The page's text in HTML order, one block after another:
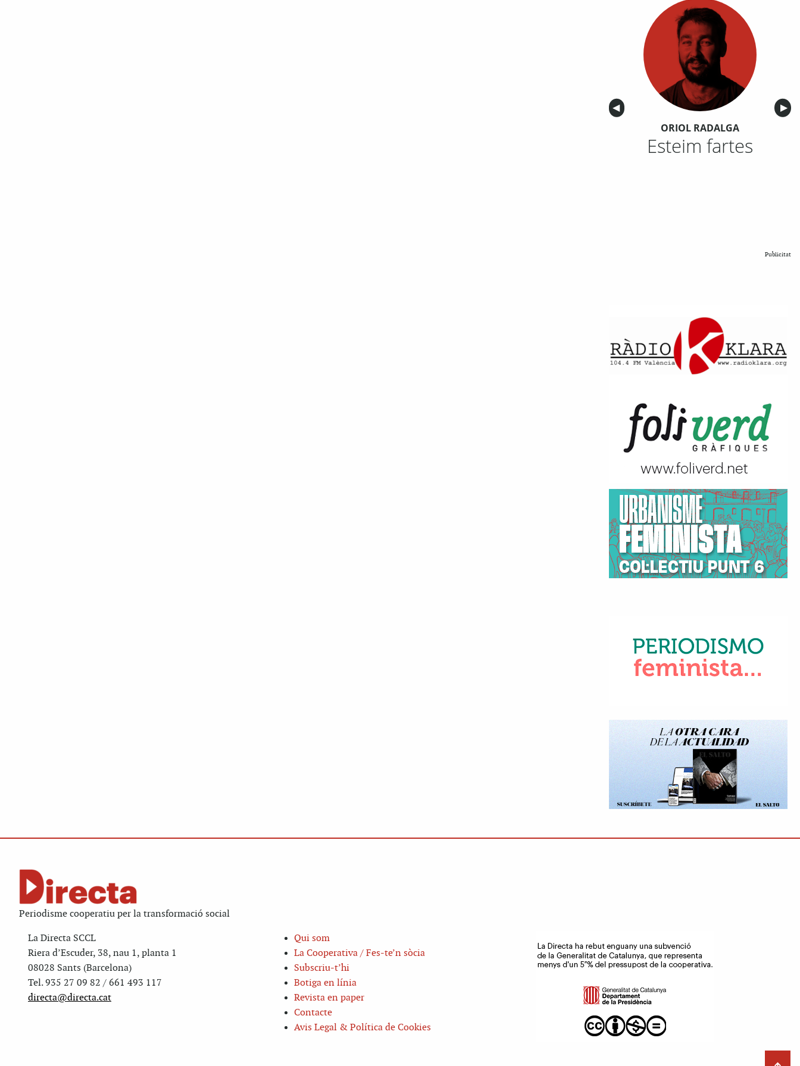
Anterior
◀︎ ▶︎
ORIOL RADALGA
Esteim fartes
Publicitat
Periodisme cooperatiu per la transformació social
La Directa SCCL
Riera d’Escuder, 38, nau 1, planta 1
08028 Sants (Barcelona)
Tel. 935 27 09 82 / 661 493 117
directa@directa.cat
Qui som
La Cooperativa / Fes-te’n sòcia
Subscriu-t’hi
Botiga en línia
Revista en paper
Contacte
Avis Legal & Política de Cookies